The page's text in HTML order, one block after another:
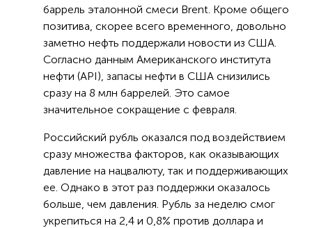
баррель эталонной смеси Brent. Кроме общего
позитива, скорее всего временного, довольно
заметно нефть поддержали новости из США.
Согласно данным Американского института
нефти (API), запасы нефти в США снизились
сразу на 8 млн баррелей. Это самое
значительное сокращение с февраля.
Российский рубль оказался под воздействием
сразу множества факторов, как оказывающих
давление на нацвалюту, так и поддерживающих
ее. Однако в этот раз поддержки оказалось
больше, чем давления. Рубль за неделю смог
укрепиться на 2,4 и 0,8% против доллара и